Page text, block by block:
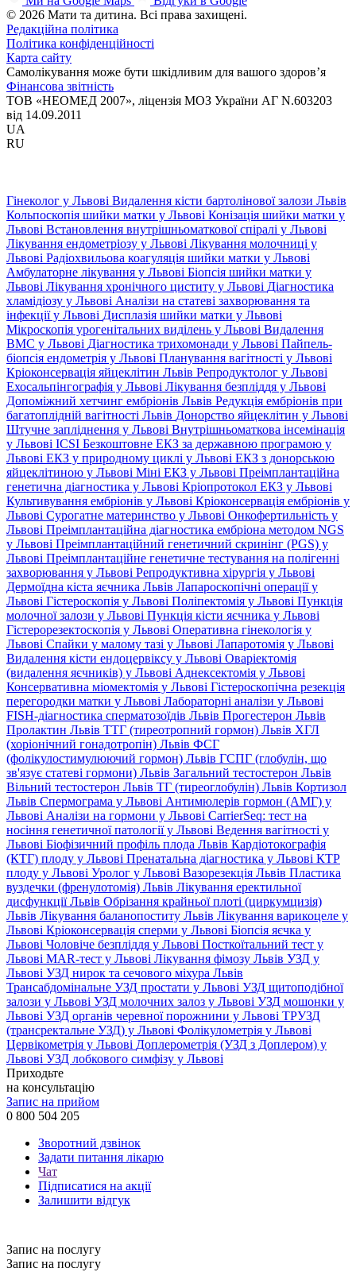
© 2026 Мати та дитина. Всі права захищені.
Редакційна політика
Політика конфіденційності
Карта сайту
Самолікування може бути шкідливим для вашого здоров’я
Фінансова звітність
ТОВ «НЕОМЕД 2007», ліцензія МОЗ України АГ N.603203
від 14.09.2011
UA
RU
Гінеколог у Львові Видалення кісти бартолінової залози Львів
Кольпоскопія шийки матки у Львові Конізація шийки матки у
Львові Встановлення внутрішньоматкової спіралі у Львові
Лікування ендометріозу у Львові Лікування молочниці у
Львові Радіохвильова коагуляція шийки матки у Львові
Амбулаторне лікування у Львові Біопсія шийки матки у
Львові Лікування хронічного циститу у Львові Діагностика
хламідіозу у Львові Аналізи на статеві захворювання та
інфекції у Львові Дисплазія шийки матки у Львові
Мікроскопія урогенітальних виділень у Львові Видалення
ВМС у Львові Діагностика трихомонади у Львові Пайпель-
біопсія ендометрія у Львові Планування вагітності у Львові
Кріоконсервація яйцеклітин Львів Репродуктолог у Львові
Ехосальпінгографія у Львові Лікування безпліддя у Львові
Допоміжний хетчинг ембріонів Львів Редукція ембріонів при
багатоплідній вагітності Львів Донорство яйцеклітин у Львові
Штучне запліднення у Львові Внутрішньоматкова інсемінація
у Львові ICSI Безкоштовне ЕКЗ за державною програмою у
Львові ЕКЗ у природному циклі у Львові ЕКЗ з донорською
яйцеклітиною у Львові Міні ЕКЗ у Львові Преімплантаційна
генетична діагностика у Львові Кріопротокол ЕКЗ у Львові
Культивування ембріонів у Львові Кріоконсервація ембріонів у
Львові Сурогатне материнство у Львові Онкофертильність у
Львові Преімплантаційна діагностика ембріона методом NGS
у Львові Преімплантаційний генетичний скринінг (PGS) у
Львові Преімплантаційне генетичне тестування на полігенні
захворювання у Львові Репродуктивна хірургія у Львові
Дермоїдна кіста яєчника Львів Лапароскопічні операції у
Львові Гістероскопія у Львові Поліпектомія у Львові Пункція
молочної залози у Львові Пункція кісти яєчника у Львові
Гістерорезектоскопія у Львові Оперативна гінекологія у
Львові Спайки у малому тазі у Львові Лапаротомія у Львові
Видалення кісти ендоцервіксу у Львові Оваріектомія
(видалення яєчників) у Львові Аднексектомія у Львові
Консервативна міомектомія у Львові Гістероскопічна резекція
перегородки матки у Львові Лабораторні аналізи у Львові
FISH-діагностика сперматозоїдів Львів Прогестерон Львів
Пролактин Львів ТТГ (тиреотропний гормон) Львів ХГЛ
(хоріонічний гонадотропін) Львів ФСГ
(фолікулостимулюючий гормон) Львів ГСПГ (глобулін, що
зв'язує статеві гормони) Львів Загальний тестостерон Львів
Вільний тестостерон Львів ТГ (тиреоглобулін) Львів Кортизол
Львів Спермограма у Львові Антимюлерів гормон (АМГ) у
Львові Аналізи на гормони у Львові CarrierSeq: тест на
носіння генетичної патології у Львові Ведення вагітності у
Львові Біофізичний профіль плода Львів Кардіотокографія
(КТГ) плоду у Львові Пренатальна діагностика у Львові КТР
плоду у Львові Уролог у Львові Вазорезекція Львів Пластика
вуздечки (френулотомія) Львів Лікування еректильної
дисфункції Львів Обрізання крайньої плоті (циркумцизія)
Львів Лікування баланопоститу Львів Лікування варикоцеле у
Львові Кріоконсервація сперми у Львові Біопсія яєчка у
Львові Чоловіче безпліддя у Львові Посткоїтальний тест у
Львові MAR-тест у Львові Лікування фімозу Львів УЗД у
Львові УЗД нирок та сечового міхура Львів
Трансабдомінальне УЗД простати у Львові УЗД щитоподібної
залози у Львові УЗД молочних залоз у Львові УЗД мошонки у
Львові УЗД органів черевної порожнини у Львові ТРУЗД
(трансректальне УЗД) у Львові Фолікулометрія у Львові
Цервікометрія у Львові Доплерометрія (УЗД з Доплером) у
Львові УЗД лобкового симфізу у Львові
Приходьте
на консультацію
Запис на прийом
0 800 504 205
Зворотний дзвінок
Задати питання лікарю
Чат
Підписатися на акції
Залишити відгук
Запис на послугу
Запис на послугу